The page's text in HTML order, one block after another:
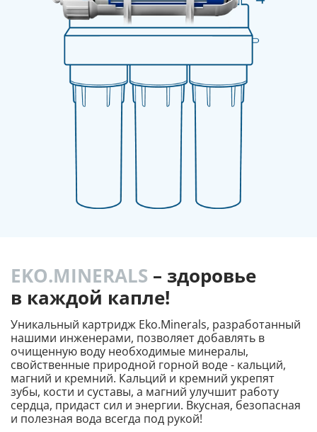
EKO.MINERALS – здоровье
в каждой капле!
Уникальный картридж Eko.Minerals, разработанный
нашими инженерами, позволяет добавлять в
очищенную воду необходимые минералы,
свойственные природной горной воде - кальций,
магний и кремний. Кальций и кремний укрепят
зубы, кости и суставы, а магний улучшит работу
сердца, придаст сил и энергии. Вкусная, безопасная
и полезная вода всегда под рукой!